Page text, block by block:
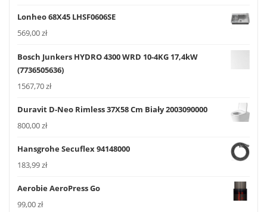
Lonheo 68X45 LHSF0606SE
569,00zł
Bosch Junkers HYDRO 4300 WRD 10-4KG 17,4kW
(7736505636)
1567,70zł
Duravit D-Neo Rimless 37X58 Cm Biały 2003090000
800,00zł
Hansgrohe Secuflex 94148000
183,99zł
Aerobie AeroPress Go
99,00zł